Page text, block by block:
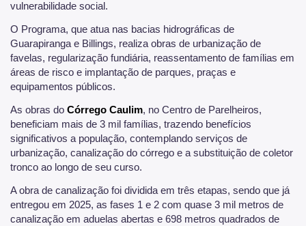
vulnerabilidade social.
O Programa, que atua nas bacias hidrográficas de
Guarapiranga e Billings, realiza obras de urbanização de
favelas, regularização fundiária, reassentamento de famílias em
áreas de risco e implantação de parques, praças e
equipamentos públicos.
As obras do Córrego Caulim, no Centro de Parelheiros,
beneficiam mais de 3 mil famílias, trazendo benefícios
significativos a população, contemplando serviços de
urbanização, canalização do córrego e a substituição de coletor
tronco ao longo de seu curso.
A obra de canalização foi dividida em três etapas, sendo que já
entregou em 2025, as fases 1 e 2 com quase 3 mil metros de
canalização em aduelas abertas e 698 metros quadrados de